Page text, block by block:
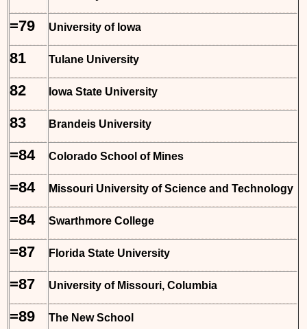
=79 University of Iowa
81 Tulane University
82 Iowa State University
83 Brandeis University
=84 Colorado School of Mines
=84 Missouri University of Science and Technology
=84 Swarthmore College
=87 Florida State University
=87 University of Missouri, Columbia
=89 The New School